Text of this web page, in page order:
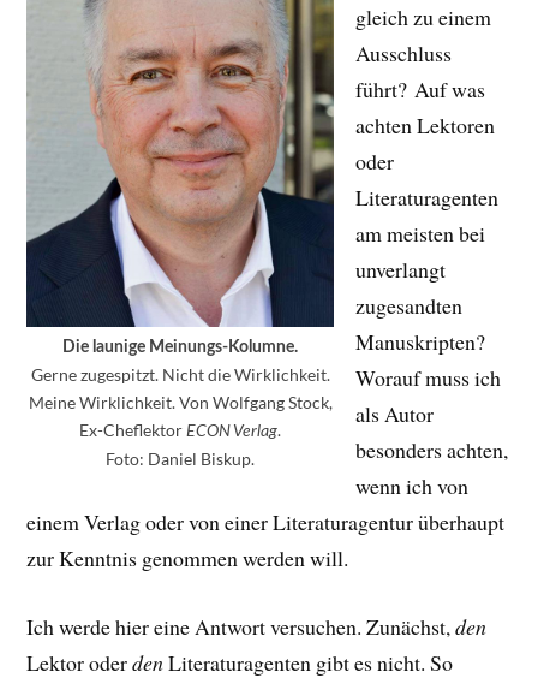
Die launige Meinungs-Kolumne.
Gerne zugespitzt. Nicht die Wirklichkeit.
Meine Wirklichkeit. Von Wolfgang Stock,
Ex-CheflektorECON Verlag.
Foto: Daniel Biskup.
gleich zu einem
Ausschluss
führt? Auf was
achten Lektoren
oder
Literaturagenten
am meisten bei
unverlangt
zugesandten
Manuskripten?
Worauf muss ich
als Autor
besonders achten,
wenn ich von
einem Verlag oder von einer Literaturagentur überhaupt
zur Kenntnis genommen werden will.
Ich werde hier eine Antwort versuchen. Zunächst,den
Lektor oderdenLiteraturagenten gibt es nicht. So